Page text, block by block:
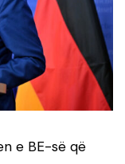
e BE-së që